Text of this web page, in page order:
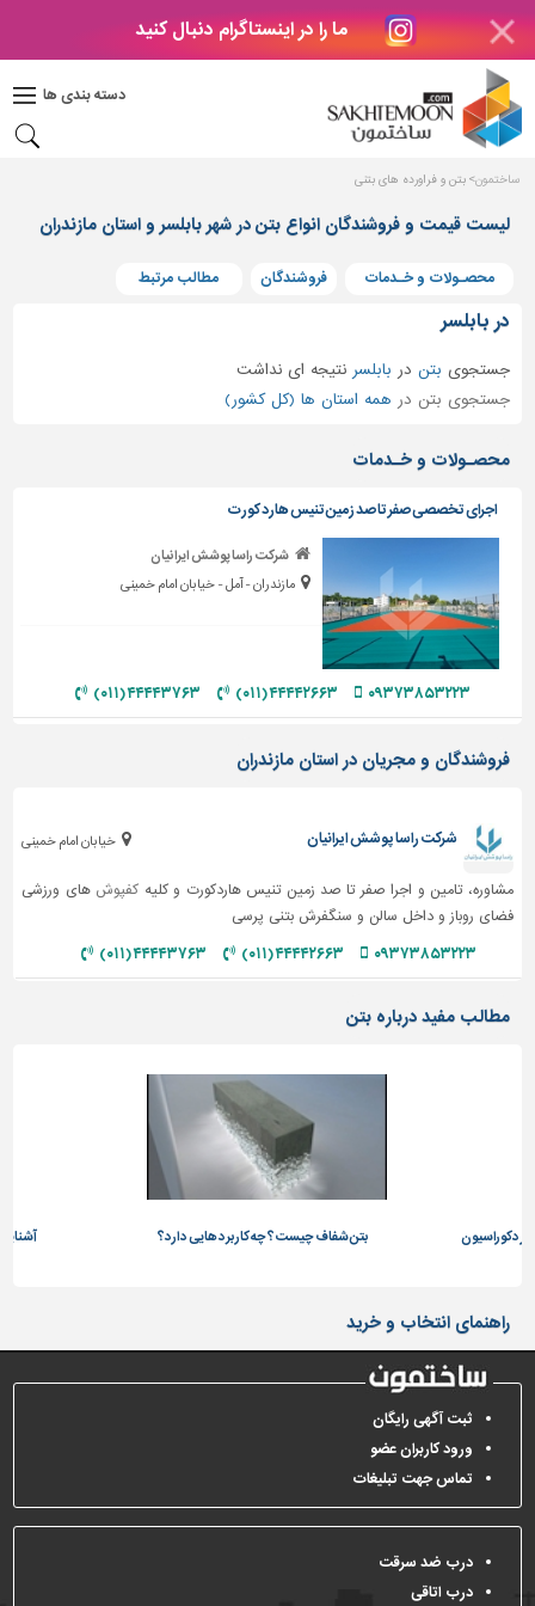
ما را در اینستاگرام دنبال کنید
دسته بندی ها
دکوراسیون
بتن
های
بتنی
و
ساختمانی
نرده
و
حفاظ
دیوارپوش،
و
سنگ
سرویس
بهداشتی
و
برقی،روشنایی،ایمنی
محوطه
سازی
و
ساخت
ساختمون بتن و فراورده های بتنی
لیست قیمت و فروشندگان انواع بتن در شهر بابلسر و استان مازندران
محصـولات و خـدمات فروشندگان مطالب مرتبط
در بابلسر
جستجوی بتن در بابلسر نتیجه ای نداشت
جستجوی بتن در همه استان ها (کل کشور)
محصـولات و خـدمات
اجرای تخصصی صفر تا صد زمین تنیس هارد کورت
شرکت راسا پوشش ایرانیان
مازندران - آمل - خیابان امام خمینی
۰۹۳۷۳۸۵۳۲۲۳ ۴۴۴۴۲۶۶۳ (۰۱۱) ۴۴۴۴۳۷۶۳ (۰۱۱)
فروشندگان و مجریان در استان مازندران
خیابان امام خمینی شرکت راسا پوشش ایرانیان
مشاوره، تامین و اجرا صفر تا صد زمین تنیس هاردکورت و کلیه کفپوش های ورزشی
فضای روباز و داخل سالن و سنگفرش بتنی پرسی
۰۹۳۷۳۸۵۳۲۲۳ ۴۴۴۴۲۶۶۳ (۰۱۱) ۴۴۴۴۳۷۶۳ (۰۱۱)
مطالب مفید درباره بتن
دکوراسیون بتن شفاف چیست؟ چه کاربرد هایی دارد؟ آشنایی
راهنمای انتخاب و خرید
ثبت آگهی رایگان
ورود کاربران عضو
تماس جهت تبلیغات
درب ضد سرقت
درب اتاقی